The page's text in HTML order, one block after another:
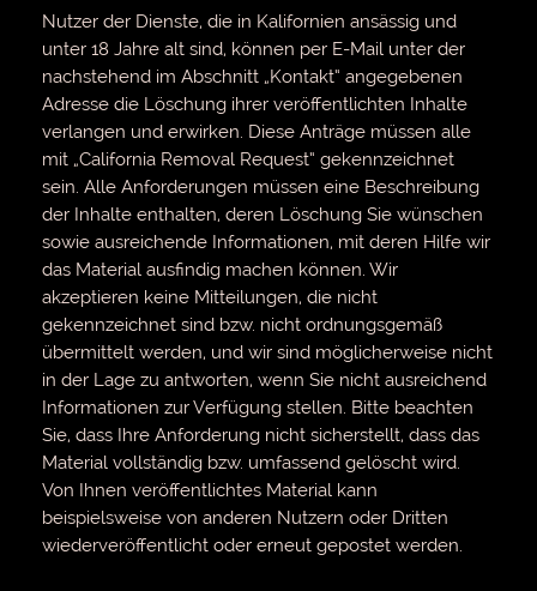
Nutzer der Dienste, die in Kalifornien ansässig und
unter 18 Jahre alt sind, können per E-Mail unter der
nachstehend im Abschnitt „Kontakt“ angegebenen
Adresse die Löschung ihrer veröffentlichten Inhalte
verlangen und erwirken. Diese Anträge müssen alle
mit „California Removal Request“ gekennzeichnet
sein. Alle Anforderungen müssen eine Beschreibung
der Inhalte enthalten, deren Löschung Sie wünschen
sowie ausreichende Informationen, mit deren Hilfe wir
das Material ausfindig machen können. Wir
akzeptieren keine Mitteilungen, die nicht
gekennzeichnet sind bzw. nicht ordnungsgemäß
übermittelt werden, und wir sind möglicherweise nicht
in der Lage zu antworten, wenn Sie nicht ausreichend
Informationen zur Verfügung stellen. Bitte beachten
Sie, dass Ihre Anforderung nicht sicherstellt, dass das
Material vollständig bzw. umfassend gelöscht wird.
Von Ihnen veröffentlichtes Material kann
beispielsweise von anderen Nutzern oder Dritten
wiederveröffentlicht oder erneut gepostet werden.